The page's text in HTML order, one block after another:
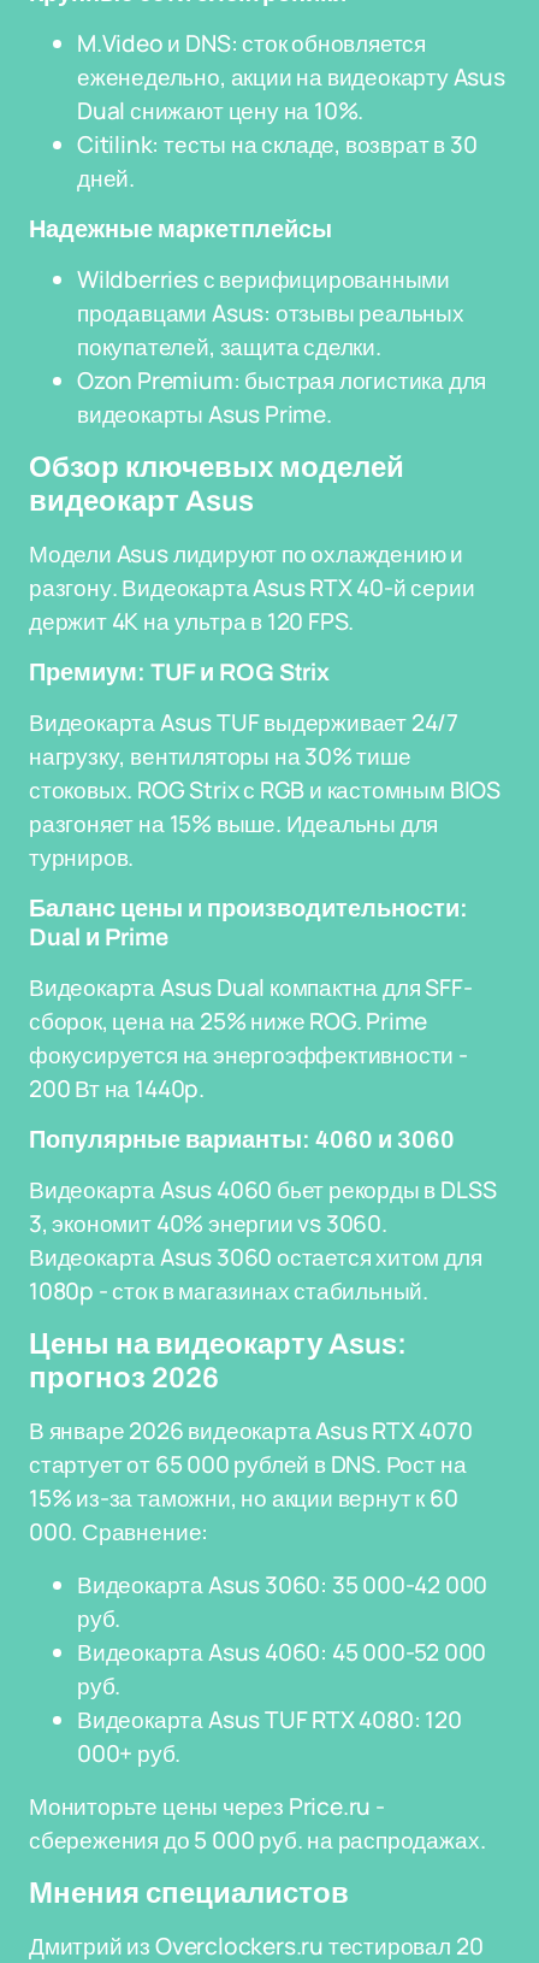
M.Video и DNS: сток обновляется
еженедельно, акции на видеокарту Asus
Dual снижают цену на 10%.
Citilink: тесты на складе, возврат в 30
дней.
Надежные маркетплейсы
Wildberries с верифицированными
продавцами Asus: отзывы реальных
покупателей, защита сделки.
Ozon Premium: быстрая логистика для
видеокарты Asus Prime.
Обзор ключевых моделей
видеокарт Asus
Модели Asus лидируют по охлаждению и
разгону. Видеокарта Asus RTX 40-й серии
держит 4K на ультра в 120 FPS.
Премиум: TUF и ROG Strix
Видеокарта Asus TUF выдерживает 24/7
нагрузку, вентиляторы на 30% тише
стоковых. ROG Strix с RGB и кастомным BIOS
разгоняет на 15% выше. Идеальны для
турниров.
Баланс цены и производительности:
Dual и Prime
Видеокарта Asus Dual компактна для SFF-
сборок, цена на 25% ниже ROG. Prime
фокусируется на энергоэффективности -
200 Вт на 1440p.
Популярные варианты: 4060 и 3060
Видеокарта Asus 4060 бьет рекорды в DLSS
3, экономит 40% энергии vs 3060.
Видеокарта Asus 3060 остается хитом для
1080p - сток в магазинах стабильный.
Цены на видеокарту Asus:
прогноз 2026
В январе 2026 видеокарта Asus RTX 4070
стартует от 65 000 рублей в DNS. Рост на
15% из-за таможни, но акции вернут к 60
000. Сравнение:
Видеокарта Asus 3060: 35 000-42 000
руб.
Видеокарта Asus 4060: 45 000-52 000
руб.
Видеокарта Asus TUF RTX 4080: 120
000+ руб.
Мониторьте цены через Price.ru -
сбережения до 5 000 руб. на распродажах.
Мнения специалистов
Дмитрий из Overclockers.ru тестировал 20